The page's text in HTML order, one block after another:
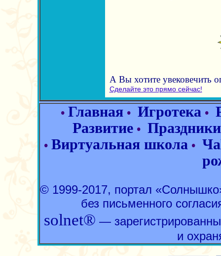
А Вы хотите увековечить
Сделайте это прямо сейчас!
• Главная • Игротека •
Развитие• Праздники
• Виртуальная школа •
© 1999-2017, портал
без письменного
solnet® —
и